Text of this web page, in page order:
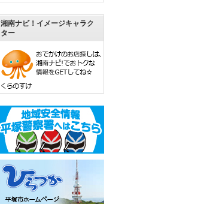
湘南ナビ！イメージキャラク
ター